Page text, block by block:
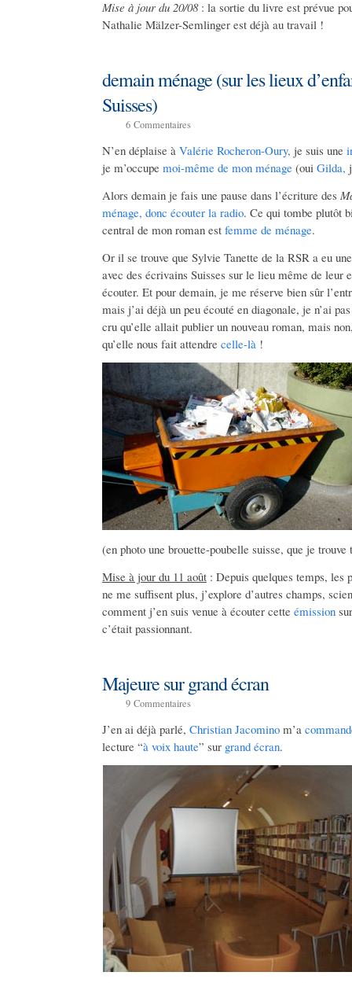
Mise à jour du 20/08: la sortie du livre est prévue
Nathalie Mälzer-Semlinger est déjà au travail !
demain ménage (sur les lieux
Suisses)
6 Commentaires
N’en déplaise à Valérie Rocheron-Oury, je suis une
je m’occupe moi-même de mon ménage (oui Gilda,
Alors demain je fais une pause dans l’écriture des
ménage, donc écouter la radio. Ce qui tombe plutôt
central de mon roman est femme de ménage.
Or il se trouve que Sylvie Tanette de la RSR a eu
avec des écrivains Suisses sur le lieu même de leur
écouter. Et pour demain, je me réserve bien sûr
mais j’ai déjà un peu écouté en diagonale, je n’ai
cru qu’elle allait publier un nouveau roman, mais
qu’elle nous fait attendre celle-là !
(en photo une brouette-poubelle suisse, que je
Mise à jour du 11 août : Depuis quelques temps, les
ne me suffisent plus, j’explore d’autres champs,
comment j’en suis venue à écouter cette émission
c’était passionnant.
Majeure sur grand écran
9 Commentaires
J’en ai déjà parlé, Christian Jacomino m’a
lecture “à voix haute” sur grand écran.